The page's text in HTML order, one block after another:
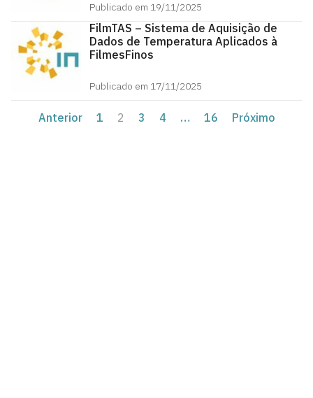
Publicado em 19/11/2025
FilmTAS – Sistema de Aquisição de
Dados de Temperatura Aplicados à
FilmesFinos
Publicado em 17/11/2025
Anterior 1 2 3 4 … 16 Próximo